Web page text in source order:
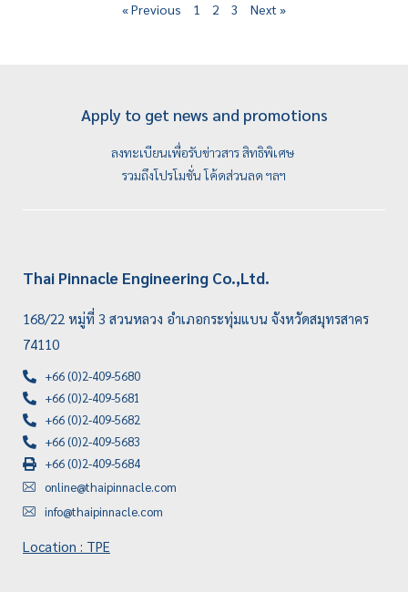
« Previous 1 2 3 Next »
Apply to get news and promotions
ลงทะเบียนเพื่อรับข่าวสาร สิทธิพิเศษ
รวมถึงโปรโมชั่น โค้ดส่วนลด ฯลฯ
Thai Pinnacle Engineering Co.,Ltd.
168/22 หมู่ที่ 3 สวนหลวง อำเภอกระทุ่มแบน จังหวัดสมุทรสาคร
74110
+66 (0)2-409-5680
+66 (0)2-409-5681
+66 (0)2-409-5682
+66 (0)2-409-5683
+66 (0)2-409-5684
online@thaipinnacle.com
info@thaipinnacle.com
Location : TPE